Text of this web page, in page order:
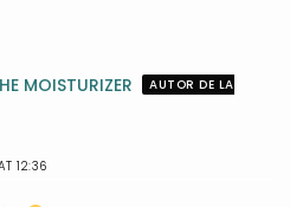
MOISTURIZER AUTOR DE LA
12:36